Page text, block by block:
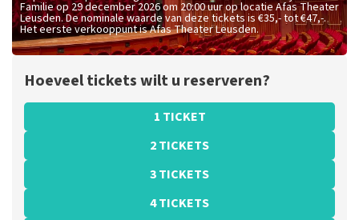
Familie op 29 december 2026 om 20:00 uur op locatie Afas Theater
Leusden. De nominale waarde van deze tickets is€35,- tot €47,-.
Het eerste verkooppunt is Afas Theater Leusden.
Hoeveel tickets wilt u reserveren?
1 TICKET
2 TICKETS
3 TICKETS
4 TICKETS